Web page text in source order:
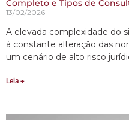
Completo e Tipos de
13/02/2026
A elevada complexidade do
à constante alteração das
um cenário de alto risco
Leia +